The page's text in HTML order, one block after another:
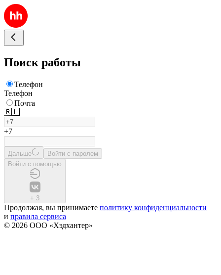
Поиск работы
Телефон
Телефон
Почта
🇷🇺
+7
Дальше
Войти с паролем
Войти с помощью
+ 3
Продолжая, вы принимаете политику конфиденциальности
и правила сервиса
© 2026 ООО «Хэдхантер»